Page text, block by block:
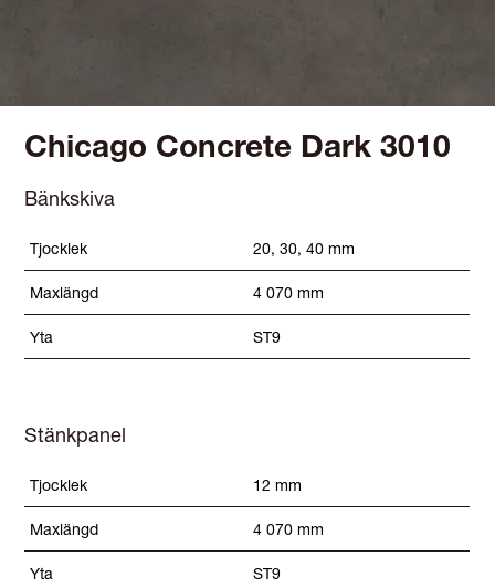
Chicago Concrete Dark 3010
Bänkskiva
Tjocklek 20, 30, 40 mm
Maxlängd 4 070 mm
Yta ST9
Stänkpanel
Tjocklek 12 mm
Maxlängd 4 070 mm
Yta ST9